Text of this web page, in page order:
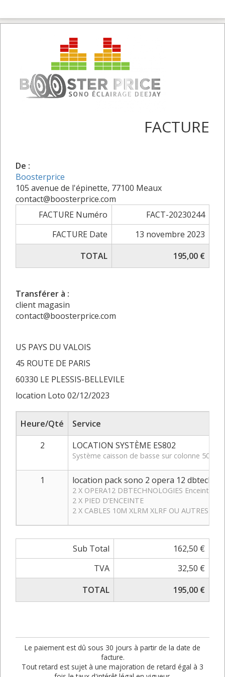
FACTURE
De :
Boosterprice
105 avenue de l'épinette, 77100 Meaux
contact@boosterprice.com
FACTURE Numéro
FACT-20230244
FACTURE Date
13 novembre 2023
TOTAL
195,00 €
Transférer à :
client magasin
contact@boosterprice.com
US PAYS DU VALOIS
45 ROUTE DE PARIS
60330 LE PLESSIS-BELLEVILE
location Loto 02/12/2023
Heure/Qté
Service
2
LOCATION SYSTÈME ES802
Système caisson de basse sur colonne 500 w
1 location pack sono 2 opera 12
2 X OPERA12 DBTECHNOLOGIES Enceinte
2 X PIED D’ENCEINTE
2 X CABLES 10M XLRM XLRF OU AUTRES
Sub Total
162,50 €
TVA
32,50 €
TOTAL
195,00 €
Le paiement est dû sous 30 jours à partir de la date de
facture.
Tout retard est sujet à une majoration de retard égal à 3